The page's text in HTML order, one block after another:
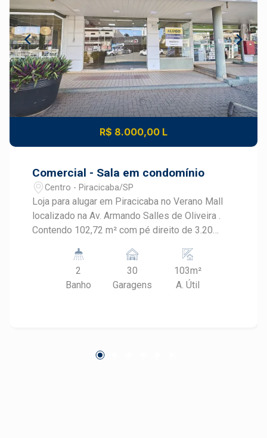
R$ 8.000,00 L
Comercial - Sala em condomínio
Centro - Piracicaba/SP
Loja para alugar em Piracicaba no Verano Mall
localizado na Av. Armando Salles de Oliveira .
Contendo 102,72 m² com pé direito de 3.20
banheiros privativos. Local extremamente
consolidado com ótimo fluxo de clientes e
empresas como Pizza Hut, Dubelato Gelateria,
2
Banho
30
Garagens
103m²
A. Útil